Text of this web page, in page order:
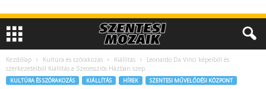
Kezdőlap Kultúra és szórakozás Kiállítás
Leonardo Da Vinci képeiből és
szerkezeteiből Kiállítás a Szecessziós Házban szep…
KULTÚRA ÉS SZÓRAKOZÁS KIÁLLÍTÁS HÍREK SZENTESI MŰVELŐDÉSI KÖZPONT